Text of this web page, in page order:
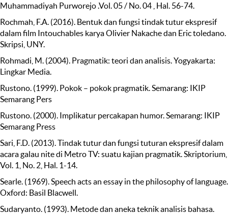
Muhammadiyah Purworejo .Vol. 05 / No. 04 , Hal. 56-74.
Rochmah, F.A. (2016). Bentuk dan fungsi tindak tutur ekspresif
dalam film Intouchables karya Olivier Nakache dan Eric toledano.
Skripsi, UNY.
Rohmadi, M. (2004). Pragmatik: teori dan analisis. Yogyakarta:
Lingkar Media.
Rustono. (1999). Pokok – pokok pragmatik. Semarang: IKIP
Semarang Pers
Rustono. (2000). Implikatur percakapan humor. Semarang: IKIP
Semarang Press
Sari, F.D. (2013). Tindak tutur dan fungsi tuturan ekspresif dalam
acara galau nite di Metro TV: suatu kajian pragmatik. Skriptorium,
Vol. 1, No. 2, Hal. 1-14.
Searle. (1969). Speech acts an essay in the philosophy of language.
Oxford: Basil Blacwell.
Sudaryanto. (1993). Metode dan aneka teknik analisis bahasa.